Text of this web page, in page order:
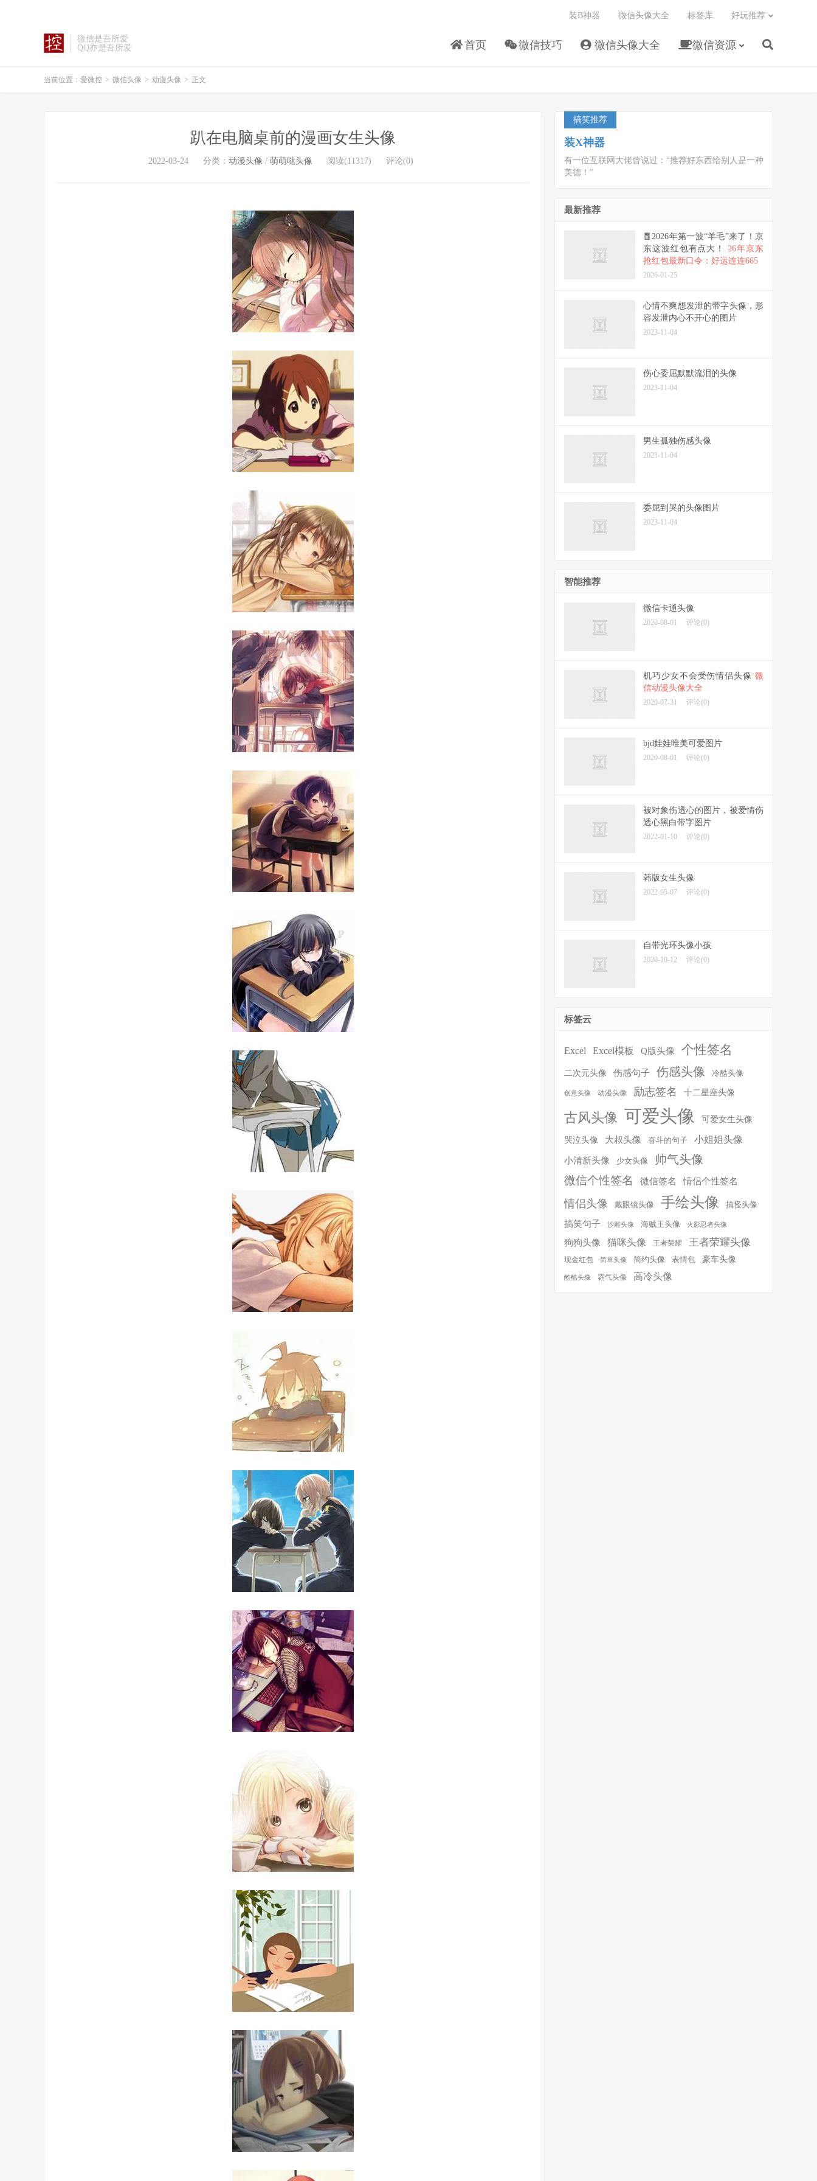
微信是吾所爱
QQ亦是吾所爱
首页 微信技巧 微信头像大全 微信资源
装B神器 微信头像大全 标签库 好玩推荐
当前位置： 爱微控 > 微信头像 > 动漫头像 > 正文
趴在电脑桌前的漫画女生头像
2022-03-24 分类： 动漫头像 / 萌萌哒头像 阅读(11317) 评论(0)
搞笑推荐
装X神器
有一位互联网大佬曾说过：“推荐好东西给别人是一种
美德！”
最新推荐
🧧2026年第一波“羊毛”来了！京
东这波红包有点大！ 26年京东
抢红包最新口令：好运连连665
2026-01-25
心情不爽想发泄的带字头像，形
容发泄内心不开心的图片
2023-11-04
伤心委屈默默流泪的头像
2023-11-04
男生孤独伤感头像
2023-11-04
委屈到哭的头像图片
2023-11-04
智能推荐
微信卡通头像
2020-08-01 评论(0)
机巧少女不会受伤情侣头像 微
信动漫头像大全
2020-07-31 评论(0)
bjd娃娃唯美可爱图片
2020-08-01 评论(0)
被对象伤透心的图片，被爱情伤
透心黑白带字图片
2022-01-10 评论(0)
韩版女生头像
2022-05-07 评论(0)
自带光环头像小孩
2020-10-12 评论(0)
标签云
Excel Excel模板 Q版头像 个性签名
二次元头像 伤感句子 伤感头像 冷酷头像
创意头像 动漫头像 励志签名 十二星座头像
古风头像 可爱头像 可爱女生头像
哭泣头像 大叔头像 奋斗的句子 小姐姐头像
小清新头像 少女头像 帅气头像
微信个性签名 微信签名 情侣个性签名
情侣头像 戴眼镜头像 手绘头像 搞怪头像
搞笑句子 沙雕头像 海贼王头像 火影忍者头像
狗狗头像 猫咪头像 王者荣耀 王者荣耀头像
现金红包 简单头像 简约头像 表情包 豪车头像
酷酷头像 霸气头像 高冷头像